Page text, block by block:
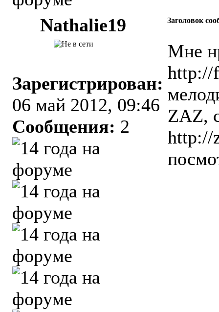
Nathalie19 Заголовок
Зарегистрирован:
06 май 2012, 09:46
Сообщения: 2
Мне
http://
ZAZ,
http://